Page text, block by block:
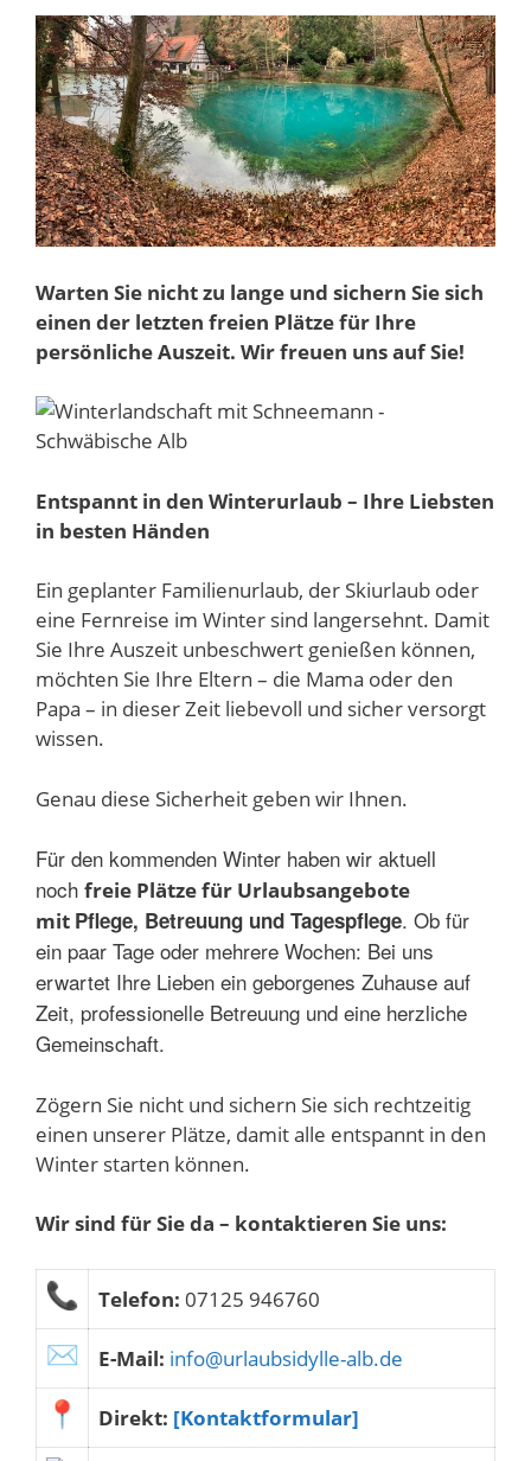
Warten Sie nicht zu lange und sichern Sie sich
einen der letzten freien Plätze für Ihre
persönliche Auszeit. Wir freuen uns auf Sie!
Entspannt in den Winterurlaub – Ihre Liebsten
in besten Händen
Ein geplanter Familienurlaub, der Skiurlaub oder
eine Fernreise im Winter sind langersehnt. Damit
Sie Ihre Auszeit unbeschwert genießen können,
möchten Sie Ihre Eltern – die Mama oder den
Papa – in dieser Zeit liebevoll und sicher versorgt
wissen.
Genau diese Sicherheit geben wir Ihnen.
Für den kommenden Winter haben wir aktuell
noch freie Plätze für Urlaubsangebote
mit Pflege, Betreuung und Tagespflege. Ob für
ein paar Tage oder mehrere Wochen: Bei uns
erwartet Ihre Lieben ein geborgenes Zuhause auf
Zeit, professionelle Betreuung und eine herzliche
Gemeinschaft.
Zögern Sie nicht und sichern Sie sich rechtzeitig
einen unserer Plätze, damit alle entspannt in den
Winter starten können.
Wir sind für Sie da – kontaktieren Sie uns:
Telefon: 07125 946760
E-Mail: info@urlaubsidylle-alb.de
Direkt: [Kontaktformular]